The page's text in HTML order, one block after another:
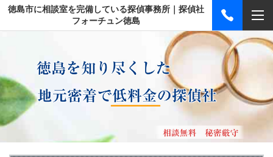
徳島市に相談室を完備している探偵事務所｜探偵社
フォーチュン徳島